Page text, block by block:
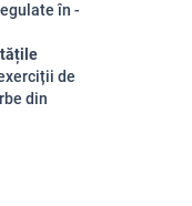
în -
de
din